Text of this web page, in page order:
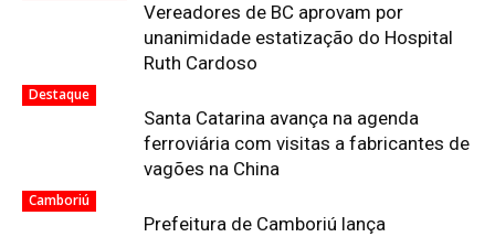
Vereadores de BC aprovam por
unanimidade estatização do Hospital
Ruth Cardoso
Destaque
Santa Catarina avança na agenda
ferroviária com visitas a fabricantes de
vagões na China
Camboriú
Prefeitura de Camboriú lança